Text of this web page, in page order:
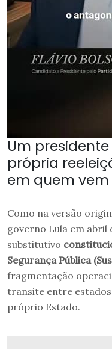
Um
própria
em quem vem
Como na versão
governo Lula em abril
substitutivo
Segurança Pública
fragmentação
transite entre
próprio Estado.